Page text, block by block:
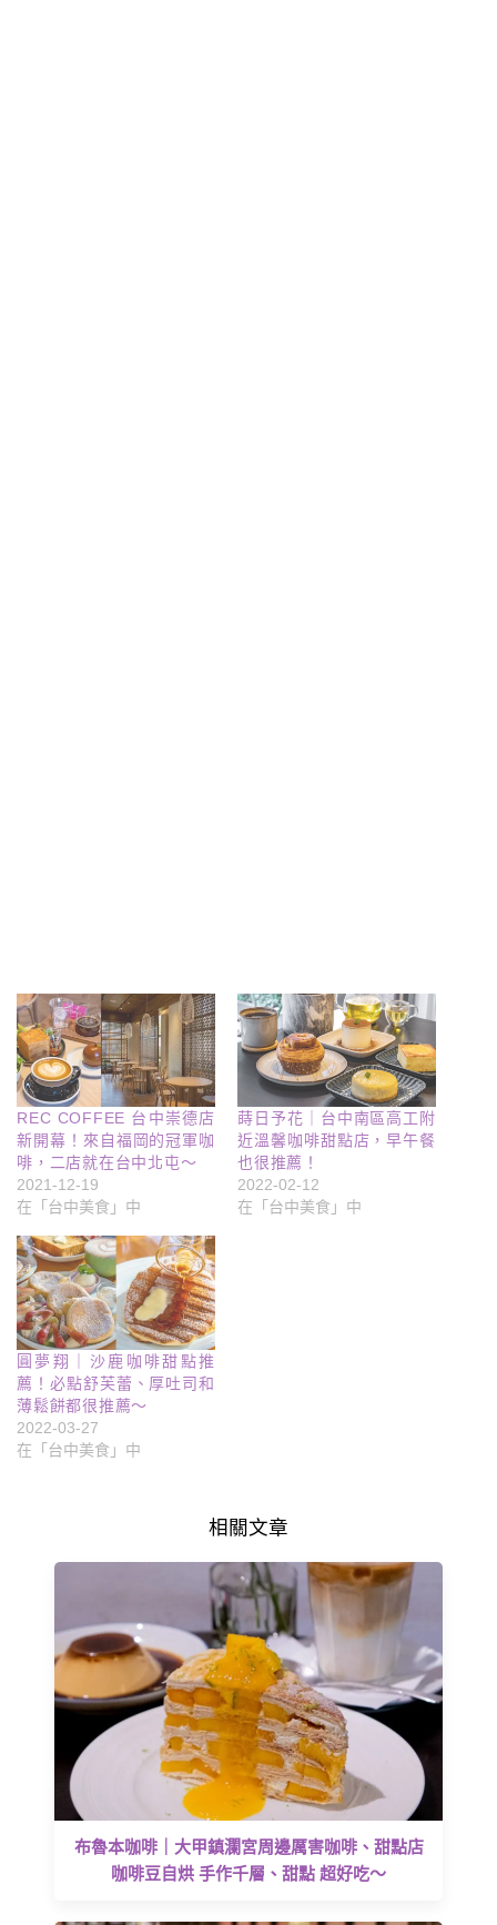
REC COFFEE 台中崇德店
新開幕！來自福岡的冠軍咖
啡，二店就在台中北屯～
2021-12-19
在「台中美食」中
蒔日予花｜台中南區高工附
近溫馨咖啡甜點店，早午餐
也很推薦！
2022-02-12
在「台中美食」中
圓夢翔｜沙鹿咖啡甜點推
薦！必點舒芙蕾、厚吐司和
薄鬆餅都很推薦～
2022-03-27
在「台中美食」中
相關文章
布魯本咖啡｜大甲鎮瀾宮周邊厲害咖啡、甜點店
咖啡豆自烘 手作千層、甜點 超好吃～